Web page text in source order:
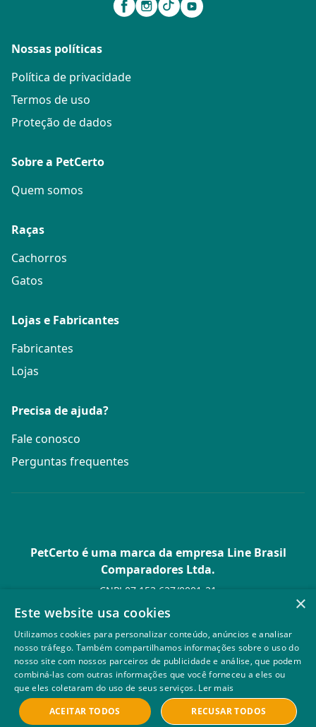
Nossas políticas
Política de privacidade
Termos de uso
Proteção de dados
Sobre a PetCerto
Quem somos
Raças
Cachorros
Gatos
Lojas e Fabricantes
Fabricantes
Lojas
Precisa de ajuda?
Fale conosco
Perguntas frequentes
PetCerto é uma marca da empresa Line Brasil
Comparadores Ltda.
CNPJ 07.153.627/0001-21
Av. Paulista, 1.636 Conj. 4 Pavilhão 15 - Bela Vista - São Paulo -
SP
© PetCerto - Todos os direitos reservados
×
Este website usa cookies
Utilizamos cookies para personalizar conteúdo, anúncios e analisar
nosso tráfego. Também compartilhamos informações sobre o uso do
nosso site com nossos parceiros de publicidade e análise, que podem
combiná-las com outras informações que você forneceu a eles ou
que eles coletaram do uso de seus serviços. Ler mais
ACEITAR TODOS
RECUSAR TODOS